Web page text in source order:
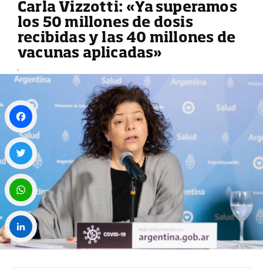
Carla Vizzotti: «Ya superamos
los 50 millones de dosis
recibidas y las 40 millones de
vacunas aplicadas»
Facebook
Twitter
WhatsApp
LinkedIn